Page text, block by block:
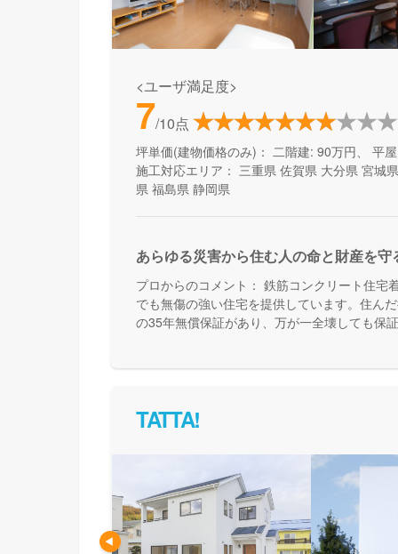
<ユーザ満足度>
7/10点
坪単価(建物価格のみ)： 二階建: 90万円、 平
施工対応エリア： 三重県 佐賀県 大分県 宮城
県 福島県 静岡県
あらゆる災害から住む人の命と財産を守
プロからのコメント： 鉄筋コンクリート住宅
でも無傷の強い住宅を提供しています。住ん
の35年無償保証があり、万が一全壊しても保
TATTA!